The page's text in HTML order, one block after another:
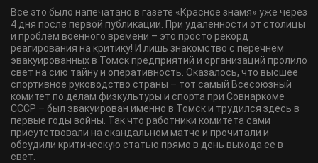
Все это было напечатано в газете «Красное знамя» уже через
4 дня после первой публикации. При удаленности от столицы
и проблем военного времени – это просто рекорд
реагирования на критику! И лишь знакомство с перечнем
эвакуированных в Томск предприятий и организаций пролило
свет на сию тайну и оперативность. Оказалось, что высшее
спортивное руководство страны – тот самый Всесоюзный
комитет по делам физкультуры и спорта при Совнаркоме
СССР – был эвакуирован именно в Томск и трудился здесь в
первые годы войны. Так что работники комитета сами
присутствовали на скандальном матче и прочитали и
обсудили критическую статью прямо в день выхода ее в
свет.